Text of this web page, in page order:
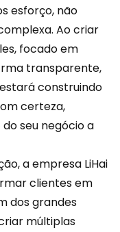
esforço, não
Ao criar
focado em
transparente,
construindo
certeza,
seu negócio a
a empresa LiHai
clientes em
dos grandes
múltiplas